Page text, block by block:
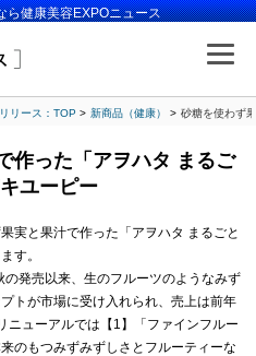
ら健康美容EXPOニュース
リリース：TOP 新商品（健康） 砂糖を使わず
作った「アヲハタ まるご
ユーピー
実と果汁で作った「アヲハタ まるごと
す。
の発売以来、生のフルーツのようなみず
トが市場に受け入れられ、売上は前年
ニューアルでは【1】「ファインフルー
のもつみずみずしさとフルーティーな